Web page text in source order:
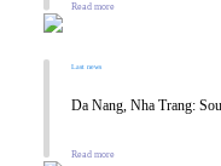
Read more
Last news
Da Nang, Nha Trang:
Read more